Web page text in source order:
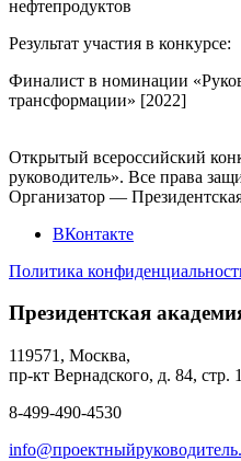
нефтепродуктов
Результат участия в конкурсе:
Финалист в номинации
трансформации» [2022]
Открытый всероссийский
руководитель». Все права
Организатор —
ВКонтакте
Политика
Президентская
119571, Москва,
пр-кт Вернадского, д. 84, стр. 1
8-499-490-4530